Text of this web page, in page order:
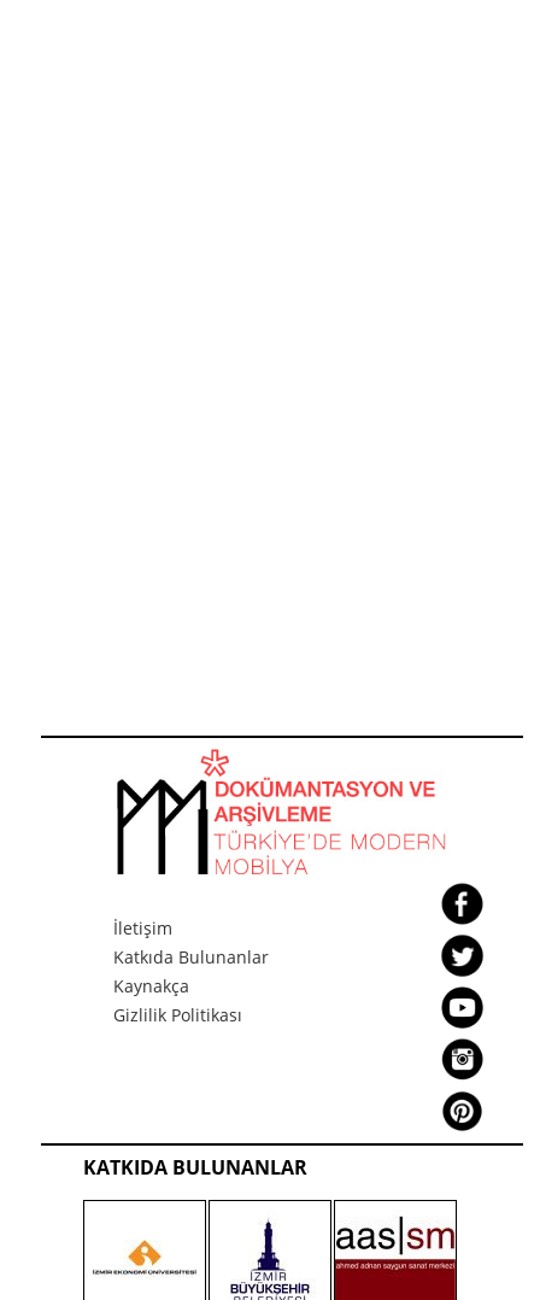
İletişim
Katkıda Bulunanlar
Kaynakça
Gizlilik Politikası
KATKIDA BULUNANLAR